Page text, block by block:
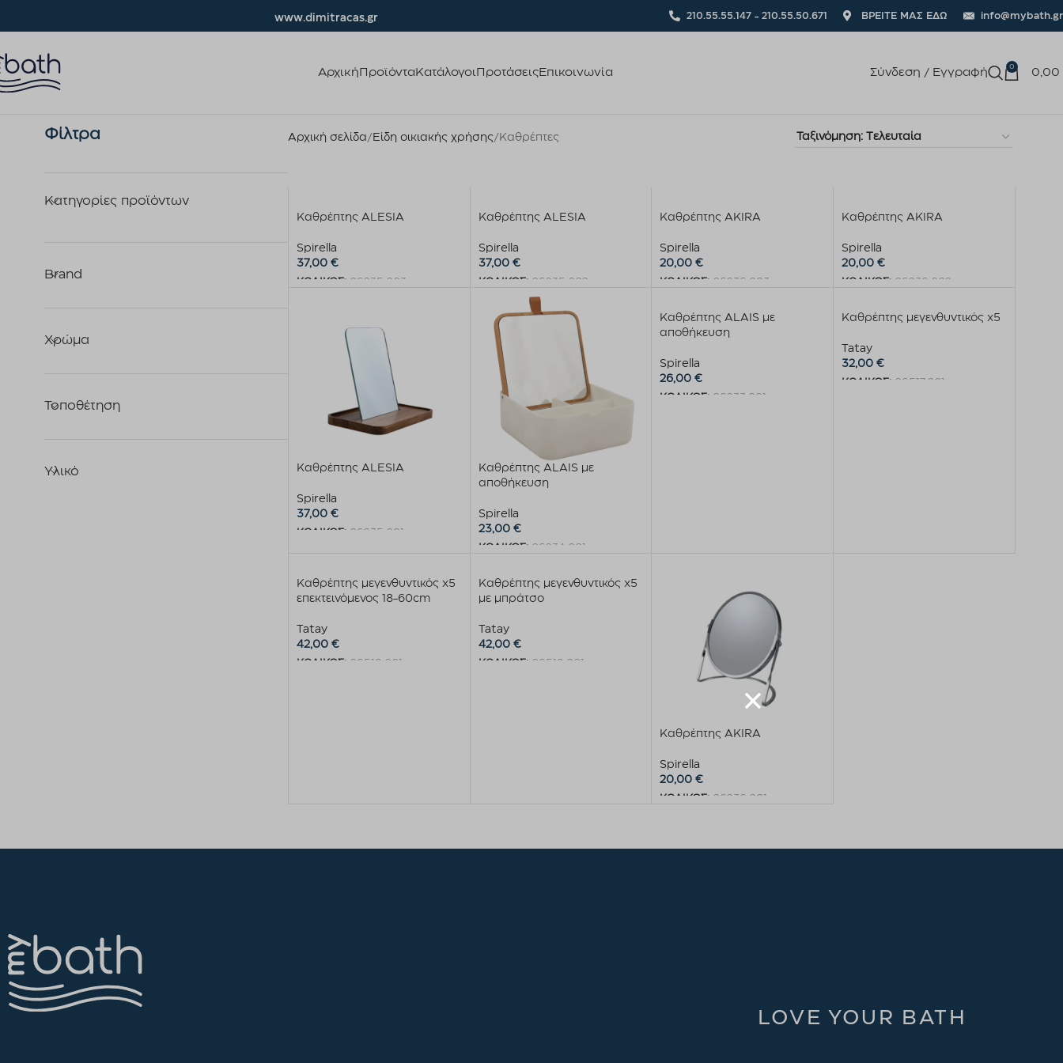
www.dimitracas.gr 210.55.55.147 - 210.55.50.671 ΒΡΕΙΤΕ ΜΑΣ ΕΔΩ info@mybath.gr
Αρχική ΠροϊόνταΚατάλογοι ΠροτάσειςΕπικοινωνία Σύνδεση / Εγγραφή 0 0,00
Φίλτρα
Κατηγορίες προϊόντων
Brand
Χρώμα
Τοποθέτηση
Υλικό
Αρχική σελίδα Είδη οικιακής χρήσης Καθρέπτες
Καθρέπτης ALESIA
Spirella
37,00 €
ΚΩΔΙΚΟΣ: 06235.003
Καθρέπτης ALESIA
Spirella
37,00 €
ΚΩΔΙΚΟΣ: 06235.002
Προσθήκη στο καλάθι
Καθρέπτης AKIRA
Spirella
20,00€
ΚΩΔΙΚΟΣ: 06236.003
Καθρέπτης AKIRA
Spirella
20,00€
ΚΩΔΙΚΟΣ: 06236.002
Καθρέπτης ALESIA
Spirella
37,00 €
ΚΩΔΙΚΟΣ: 06235.001
Καθρέπτης ALAIS με
αποθήκευση
Spirella
23,00 €
ΚΩΔΙΚΟΣ: 06234.001
Καθρέπτης ALAIS με
αποθήκευση
Spirella
26,00€
ΚΩΔΙΚΟΣ: 06233.001
Καθρέπτης μεγενθυντικός x5
Tatay
32,00€
ΚΩΔΙΚΟΣ: 06517.001
Καθρέπτης μεγενθυντικός x5
επεκτεινόμενος 18-60cm
Tatay
42,00 €
ΚΩΔΙΚΟΣ: 06519.001
Καθρέπτης μεγενθυντικός x5
με μπράτσο
Tatay
42,00 €
ΚΩΔΙΚΟΣ: 06518.001
Καθρέπτης AKIRA
Spirella
20,00€
ΚΩΔΙΚΟΣ: 06236.001
LOVE YOUR BATH